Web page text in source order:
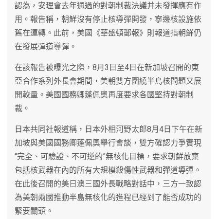
認為，安理會去年通過的對朝制裁決議并未發揮應有作
用。報告稱，朝鮮沒有停止核導彈開發，寧邊核設施依
舊在運轉。此前，美國《華盛頓郵報》則報道指朝鮮仍
在發展彈道導彈。
在該報告被曝光之際，8月3日至4日在新加坡召開的東
亞合作系列外長會期間，美朝雙方圍繞半島核問題又展
開較量。美國國務卿蓬佩奧再度要求各國堅持對朝制
裁。
日本共同社報道稱，日本外相河野太郎8月4日下午在新
加坡與美國國務卿蓬佩奧舉行會談，雙方確認力爭實現
“完全、可驗證、不可逆的”無核化目標，要求朝鮮放棄
包括核武器在內的所有大規模殺傷性武器和彈道導彈。
在此後召開的美日澳三國外長戰略對話中，三方一致認
為美朝兩國推動半島無核化的進程已經到了能否成功的
緊要關頭。